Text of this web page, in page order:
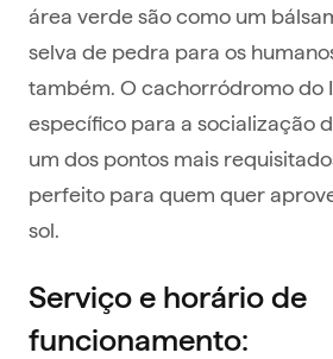
área verde são como um
selva de pedra para os
também. O cachorródromo do
específico para a socialização
um dos pontos mais
perfeito para quem quer
sol.
Serviço e horário de
funcionamento: